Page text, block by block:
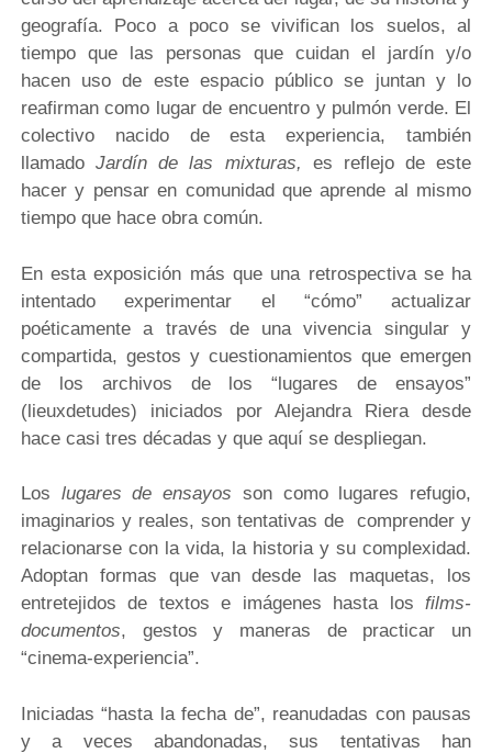
geografía. Poco a poco se vivifican los suelos, al
tiempo que las personas que cuidan el jardín y/o
hacen uso de este espacio público se juntan y lo
reafirman como lugar de encuentro y pulmón verde. El
colectivo nacido de esta experiencia, también
llamadoJardín de las mixturas, es reflejo de este
hacer y pensar en comunidad que aprende al mismo
tiempo que hace obra común.
En esta exposición más que una retrospectiva se ha
intentado experimentar el “cómo” actualizar
poéticamente a través de una vivencia singular y
compartida, gestos y cuestionamientos que emergen
de los archivos de los “lugares de ensayos”
(lieuxdetudes) iniciados por Alejandra Riera desde
hace casi tres décadas y que aquí se despliegan.
Los lugares de ensayos son como lugares refugio,
imaginarios y reales, son tentativas de comprender y
relacionarse con la vida, la historia y su complexidad.
Adoptan formas que van desde las maquetas, los
entretejidos de textos e imágenes hasta los films-
documentos, gestos y maneras de practicar un
“cinema-experiencia”.
Iniciadas “hasta la fecha de”, reanudadas con pausas
y a veces abandonadas, sus tentativas han